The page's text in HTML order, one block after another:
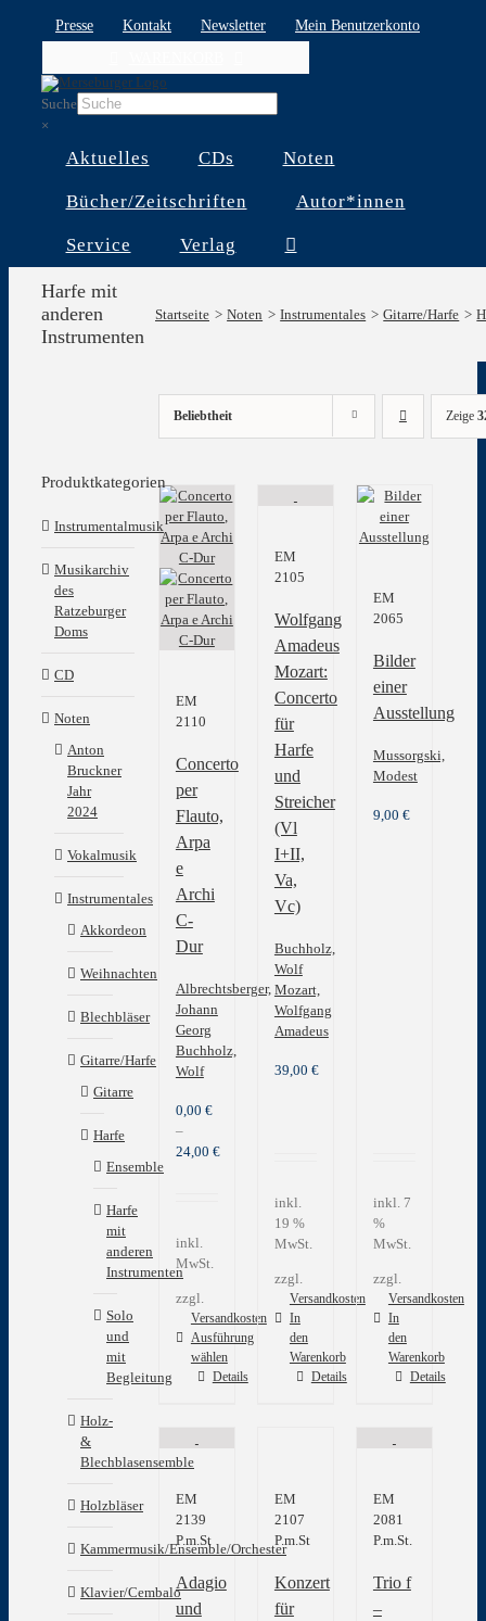
Presse Kontakt Newsletter
Mein Benutzerkonto
Suche
×
Aktuelles CDs Noten
Bücher/Zeitschriften Autor*innen
Service Verlag
Harfe mit
anderen
Instrumenten
Startseite Noten Instrumentales Gitarre/Harfe
Beliebtheit Zeige
EM
2110
Concerto
per
Flauto,
Arpa
e
Archi
C-
Dur
Albrechtsberger,
Johann
Georg
Buchholz,
Wolf
0,00 €
–
24,00 €
inkl.
MwSt.
zzgl.
Versandkosten
Ausführung
wählen
Dieses
Varianten
Die
Optionen
können
der
Produktseite
Details
EM
2105
Wolfgang
Amadeus
Mozart:
Concerto
für
Harfe
und
Streicher
(Vl
I+II,
Va,
Vc)
Buchholz,
Wolf
Mozart,
Wolfgang
Amadeus
39,00 €
inkl.
19 %
MwSt.
zzgl.
Versandkosten
In
den
Warenkorb
Details
EM
2065
Bilder
einer
Ausstellung
Mussorgski,
Modest
9,00 €
inkl. 7
%
MwSt.
zzgl.
Versandkosten
In
den
Warenkorb
Details
EM
2139
P.m.St
Adagio
und
EM
2107
P.m.St
Konzert
für
EM
2081
P.m.St.
Trio f
–
Produktkategorien
Instrumentalmusik
Musikarchiv
des
Ratzeburger
Doms
CD
Noten
Anton
Bruckner
Jahr
2024
Vokalmusik
Instrumentales
Akkordeon
Weihnachten
Blechbläser
Gitarre/Harfe
Gitarre
Harfe
Ensemble
Harfe
mit
anderen
Instrumenten
Solo
und
mit
Begleitung
Holz-
&
Blechblasensemble
Holzbläser
Kammermusik/Ensemble/Orchester
Klavier/Cembalo